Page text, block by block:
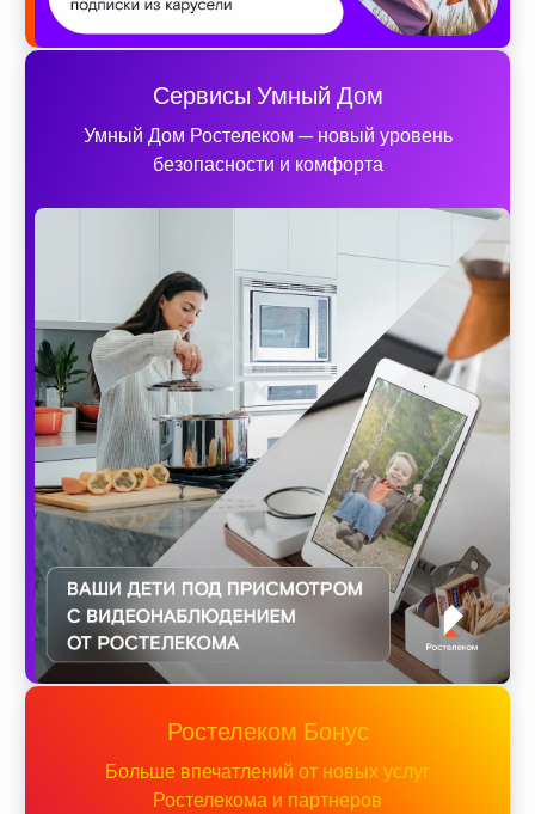
Сервисы Умный Дом
Умный Дом Ростелеком — новый уровень
безопасности и комфорта
Ростелеком Бонус
Больше впечатлений от новых услуг
Ростелекома и партнеров